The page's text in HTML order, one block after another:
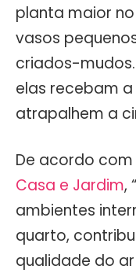
planta maior
vasos
criados-
elas recebam a
atrapalhem a
De acordo
Casa e Jardim,
ambientes
quarto,
qualidade do